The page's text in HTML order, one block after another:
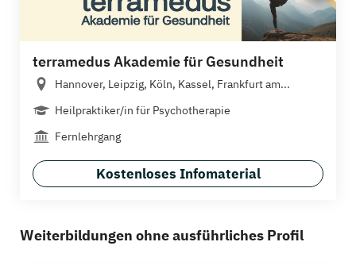
terramedus Akademie für Gesundheit
Hannover, Leipzig, Köln, Kassel, Frankfurt am...
Heilpraktiker/in für Psychotherapie
Fernlehrgang
Kostenloses Infomaterial
Weiterbildungen ohne ausführliches Profil